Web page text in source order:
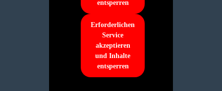
entsperren
Erforderlichen
Service
akzeptieren
und Inhalte
entsperren